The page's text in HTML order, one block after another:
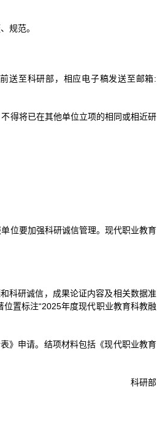
规范。
送至科研部，相应电子稿发送至邮箱:
得将已在其他单位立项的相同或相近研
位要加强科研诚信管理。现代职业教育
科研诚信，成果论证内容及相关数据准
置标注“2025年度现代职业教育科教融
》申请。结项材料包括《现代职业教育
科研部